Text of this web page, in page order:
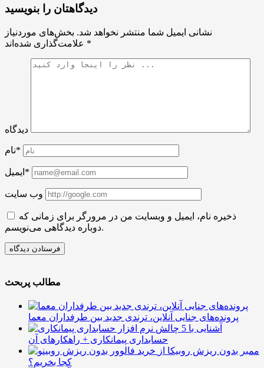
دیدگاهتان را بنویسید
نشانی ایمیل شما منتشر نخواهد شد. بخش‌های موردنیاز
*
دیدگاه
نام*
ایمیل*
وب سایت
ذخیره نام، ایمیل و وبسایت من در مرورگر برای زمانی که
دوباره دیدگاهی می‌نویسم.
مطالب پربحث
پرونده‌های جنایی آنلاین، ترندی جدید بین طرفداران معما
آشنایی با 5 چالش
حسابداری پیمانکاری + راهکارهای آن
ممبر بدون ریزش روبیکا از
کجا بخریم؟